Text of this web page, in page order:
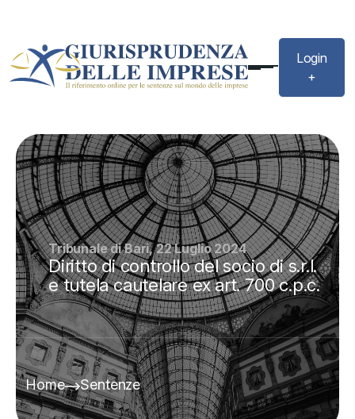
Login
+
Tribunale di Bari, 22 Luglio 2024
Diritto di controllo del socio di s.r.l.
e tutela cautelare ex art. 700 c.p.c.
Home Sentenze